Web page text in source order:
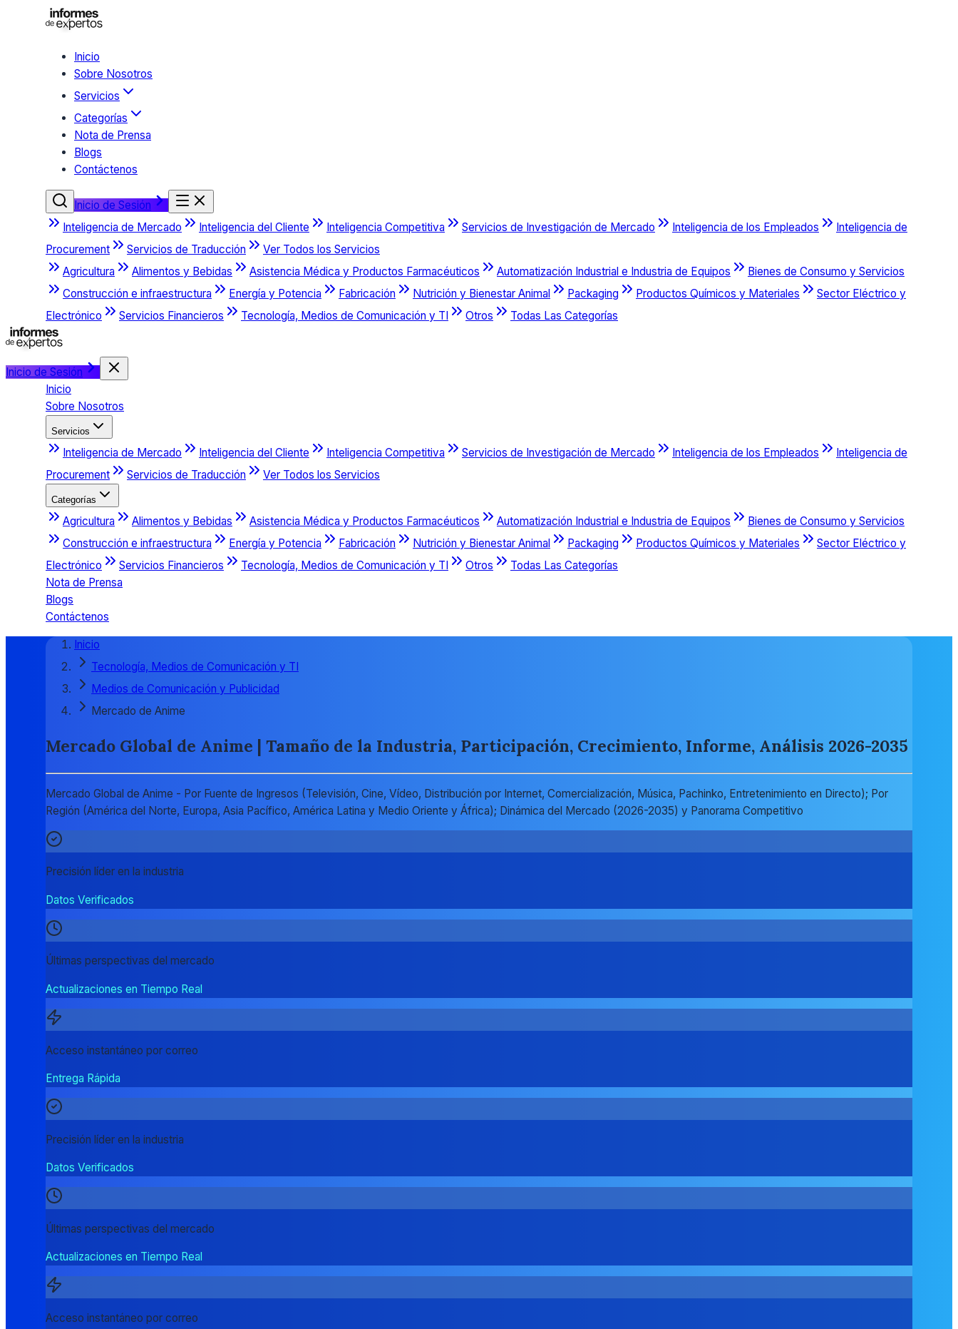
Inicio
Sobre Nosotros
Servicios
Categorías
Nota de Prensa
Blogs
Contáctenos
Inicio de Sesión
Inteligencia de Mercado
Inteligencia del Cliente Inteligencia Competitiva Servicios de Investigación de Mercado Inteligencia de los Empleados
Inteligencia de
Procurement
Servicios de Traducción
Ver Todos los Servicios
Agricultura
Alimentos y Bebidas Asistencia Médica y Productos Farmacéuticos Automatización Industrial e Industria de Equipos
Bienes de Consumo y Servicios
Construcción e infraestructura
Energía y Potencia Fabricación Nutrición y Bienestar Animal Packaging Productos Químicos y Materiales
Sector Eléctrico y
Electrónico
Servicios Financieros Tecnología, Medios de Comunicación y TI Otros Todas Las Categorías
Inicio de Sesión
Inicio
Sobre Nosotros
Servicios
Inteligencia de Mercado Inteligencia del Cliente Inteligencia Competitiva Servicios de Investigación de Mercado Inteligencia de los Empleados
Inteligencia de
Procurement
Servicios de Traducción Ver Todos los Servicios
Categorías
Agricultura Alimentos y Bebidas Asistencia Médica y Productos Farmacéuticos Automatización Industrial e Industria de Equipos
Bienes de Consumo y Servicios
Construcción e infraestructura
Energía y Potencia Fabricación Nutrición y Bienestar Animal Packaging Productos Químicos y Materiales
Sector Eléctrico y
Electrónico
Servicios Financieros Tecnología, Medios de Comunicación y TI Otros
Todas Las Categorías
Nota de Prensa
Blogs
Contáctenos
Inicio
Tecnología, Medios de Comunicación y TI
Medios de Comunicación y Publicidad
Mercado de Anime
Mercado Global de Anime | Tamaño de la Industria, Participación, Crecimiento, Informe, Análisis 2026-2035
Mercado Global de Anime - Por Fuente de Ingresos (Televisión, Cine, Vídeo, Distribución por Internet, Comercialización, Música, Pachinko, Entretenimiento en Directo); Por
Región (América del Norte, Europa, Asia Pacífico, América Latina y Medio Oriente y África); Dinámica del Mercado (2026-2035) y Panorama Competitivo
Precisión líder en la industria
Datos Verificados
Últimas perspectivas del mercado
Actualizaciones en Tiempo Real
Acceso instantáneo por correo
Entrega Rápida
Precisión líder en la industria
Datos Verificados
Últimas perspectivas del mercado
Actualizaciones en Tiempo Real
Acceso instantáneo por correo